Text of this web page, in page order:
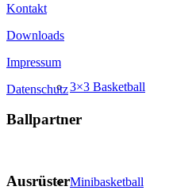
3×3 Basketball
Minibasketball
Kontakt
Downloads
Impressum
Datenschutz
Ballpartner
Ausrüster